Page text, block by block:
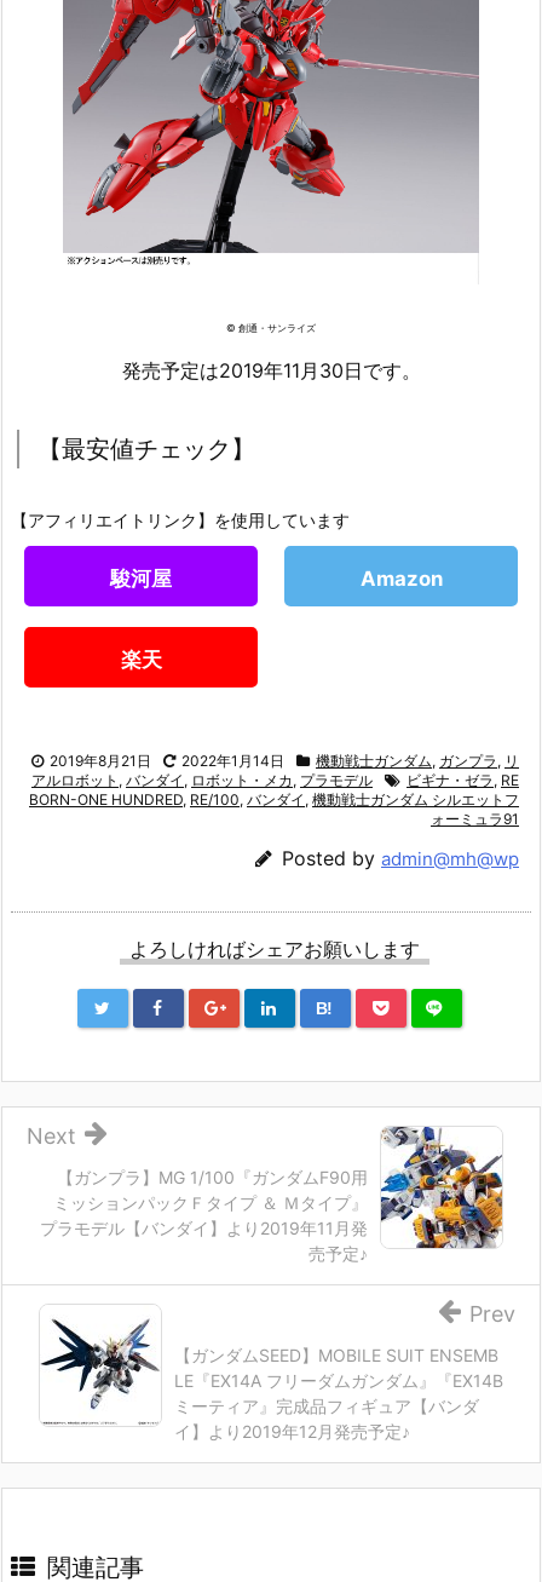
© 創通・サンライズ
発売予定は2019年11月30日です。
【最安値チェック】
【アフィリエイトリンク】を使用しています
駿河屋 Amazon
楽天
2019年8月21日 2022年1月14日 機動戦士ガンダム, ガンプラ , リ
アルロボット , バンダイ , ロボット・メカ , プラモデル ビギナ・ゼラ , RE
BORN-ONE HUNDRED, RE/100, バンダイ , 機動戦士ガンダム シルエットフ
ォーミュラ91
Posted by admin@mh@wp
よろしければシェアお願いします
B!
【ガンプラ】MG 1/100『ガンダムF90用
ミッションパックＦタイプ ＆ Ｍタイプ』
プラモデル【バンダイ】より2019年11月発
売予定♪
Next
【ガンダムSEED】MOBILE SUIT ENSEMB
LE『EX14A フリーダムガンダム』『EX14B
ミーティア』完成品フィギュア【バンダ
イ】より2019年12月発売予定♪
Prev
関連記事